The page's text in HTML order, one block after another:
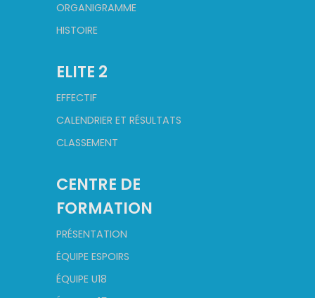
ORGANIGRAMME
HISTOIRE
ELITE 2
EFFECTIF
CALENDRIER ET RÉSULTATS
CLASSEMENT
CENTRE DE
FORMATION
PRÉSENTATION
ÉQUIPE ESPOIRS
ÉQUIPE U18